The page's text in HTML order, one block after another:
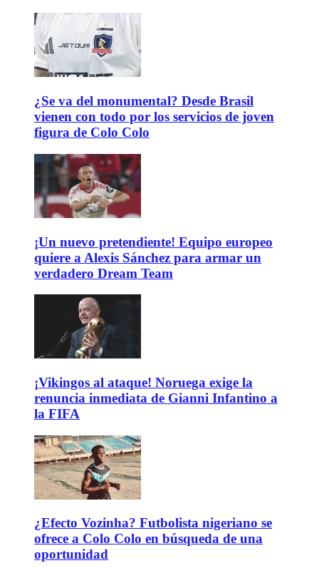
¿Se va del monumental? Desde Brasil
vienen con todo por los servicios de joven
figura de Colo Colo
¡Un nuevo pretendiente! Equipo europeo
quiere a Alexis Sánchez para armar un
verdadero Dream Team
¡Vikingos al ataque! Noruega exige la
renuncia inmediata de Gianni Infantino a
la FIFA
¿Efecto Vozinha? Futbolista nigeriano se
ofrece a Colo Colo en búsqueda de una
oportunidad